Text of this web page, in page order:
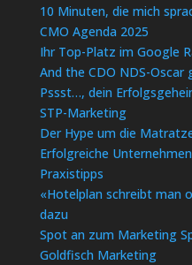
10 Minuten, die mich
CMO Agenda 2025
Ihr Top-Platz im Google
And the CDO NDS-
Pssst…, dein
STP-Marketing
Der Hype um die
Erfolgreiche
Praxistipps
«Hotelplan schreibt man
dazu
Spot an zum Marketing
Goldfisch Marketing